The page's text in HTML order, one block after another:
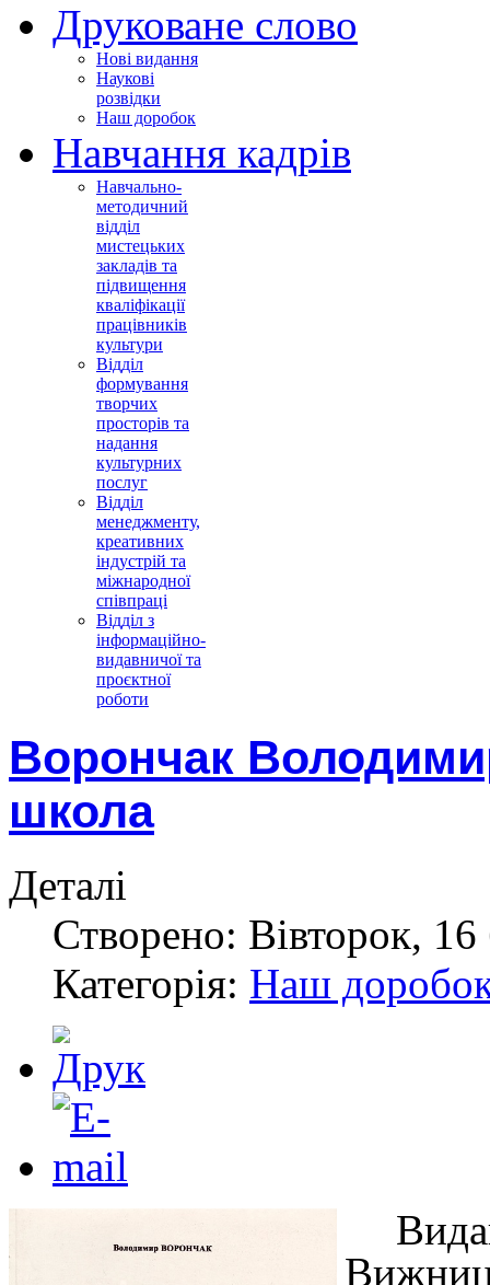
Друковане слово
Нові видання
Наукові
розвідки
Наш доробок
Навчання кадрів
Навчально-
методичний
відділ
мистецьких
закладів та
підвищення
кваліфікації
працівників
культури
Відділ
формування
творчих
просторів та
надання
культурних
послуг
Відділ
менеджменту,
креативних
індустрій та
міжнародної
співпраці
Відділ з
інформаційно-
видавничої та
проєктної
роботи
Ворончак
школа
Деталі
Створено: Вівторок,
Категорія: Наш